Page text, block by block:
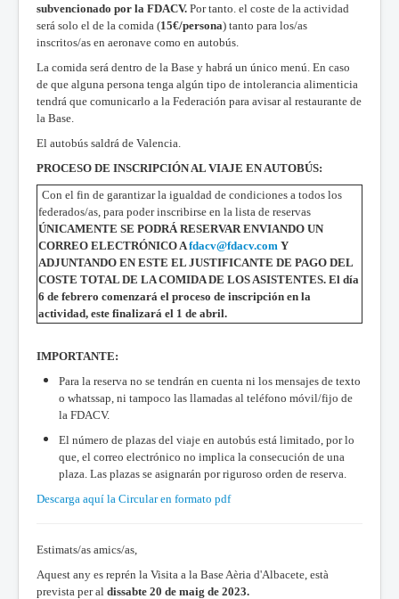
subvencionado por la FDACV. Por tanto. el coste de la actividad
será solo el de la comida (15€/persona) tanto para los/as
inscritos/as en aeronave como en autobús.
La comida será dentro de la Base y habrá un único menú. En caso
de que alguna persona tenga algún tipo de intolerancia alimenticia
tendrá que comunicarlo a la Federación para avisar al restaurante de
la Base.
El autobús saldrá de Valencia.
PROCESO DE INSCRIPCIÓN AL VIAJE EN AUTOBÚS:
Con el fin de garantizar la igualdad de condiciones a todos los
federados/as, para poder inscribirse en la lista de reservas
ÚNICAMENTE SE PODRÁ RESERVAR ENVIANDO UN
CORREO ELECTRÓNICO Afdacv@fdacv.com Y
ADJUNTANDO EN ESTE EL JUSTIFICANTE DE PAGO DEL
COSTE TOTAL DE LA COMIDA DE LOS ASISTENTES. El día
6 de febrero comenzará el proceso de inscripción en la
actividad, este finalizará el 1 de abril.
IMPORTANTE:
Para la reserva no se tendrán en cuenta ni los mensajes de texto
o whatssap, ni tampoco las llamadas al teléfono móvil/fijo de
la FDACV.
El número de plazas del viaje en autobús está limitado, por lo
que, el correo electrónico no implica la consecución de una
plaza. Las plazas se asignarán por riguroso orden de reserva.
Descarga aquí la Circular en formato pdf
Estimats/as amics/as,
Aquest any es reprén la Visita a la Base Aèria d'Albacete, està
prevista per al dissabte 20 de maig de 2023.